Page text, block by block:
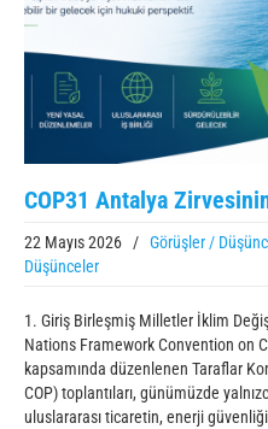
COP31 Antalya
22 Mayıs 2026 / Görüşler /
Düşünceler
1. Giriş Birleşmiş Milletler İklim
Nations Framework Convention on
kapsamında düzenlenen Taraflar
COP) toplantıları, günümüzde
uluslararası ticaretin, enerji